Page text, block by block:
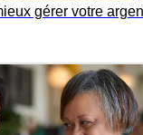
gérer votre